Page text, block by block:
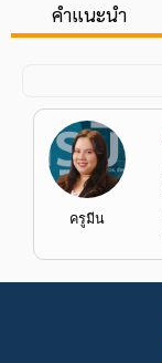
คำแนะนำ
ครูมีน